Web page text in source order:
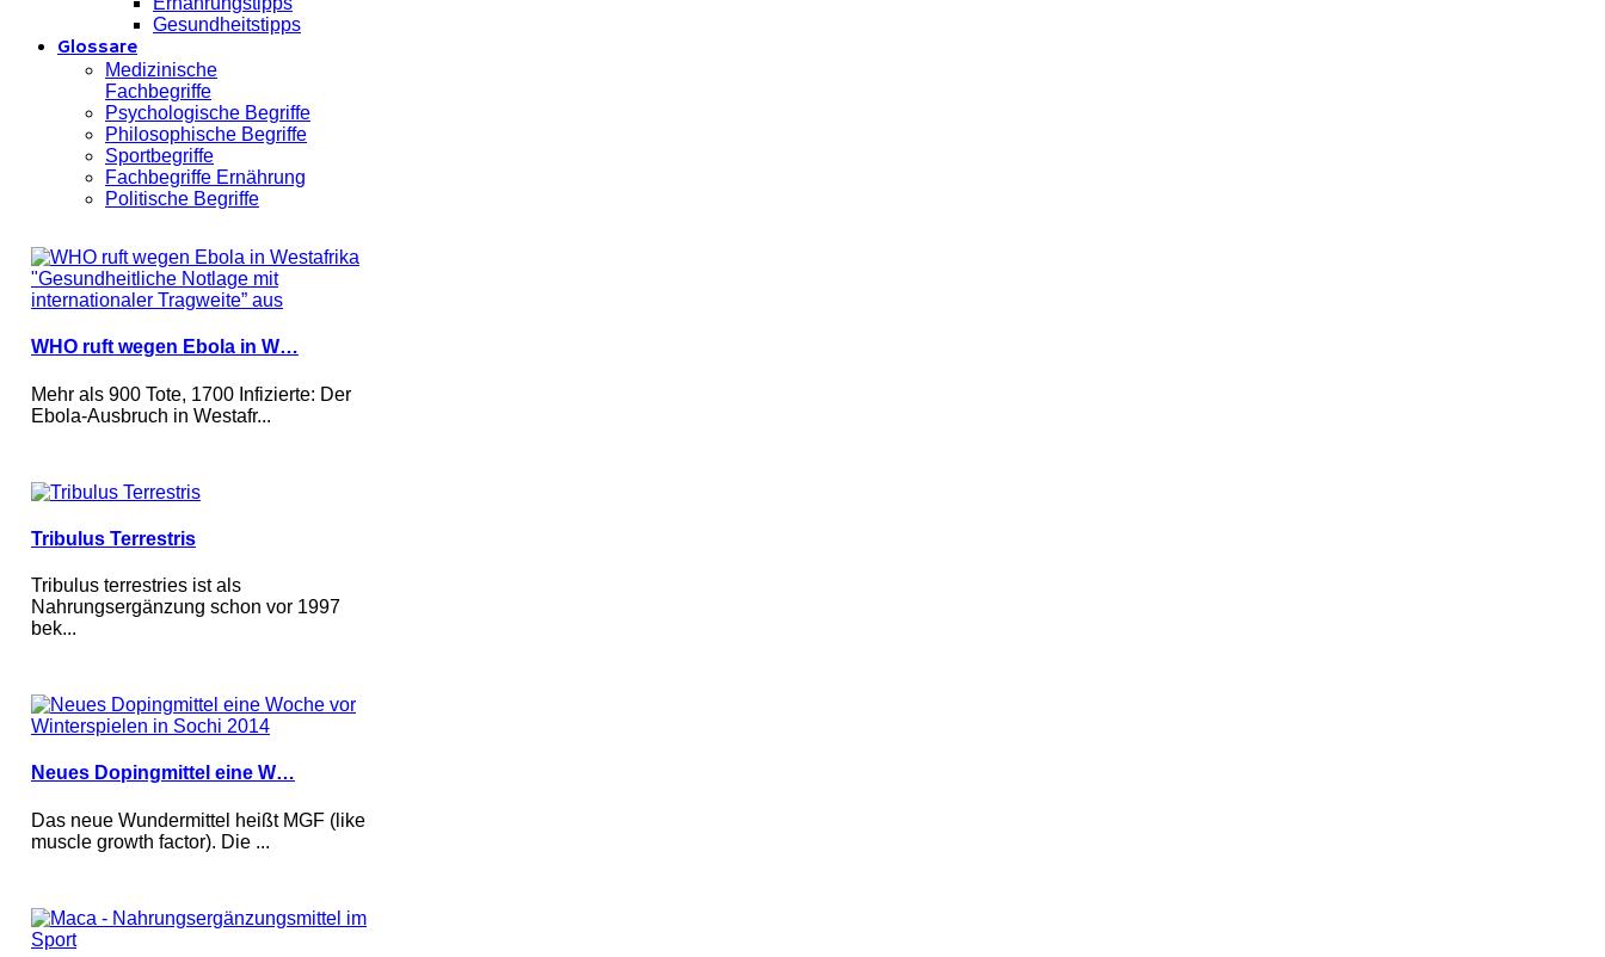
Gesundheitstipps
Glossare
Medizinische
Fachbegriffe
Psychologische Begriffe
Philosophische Begriffe
Sportbegriffe
Fachbegriffe Ernährung
Politische Begriffe
WHO ruft wegen Ebola in W…
Mehr als 900 Tote, 1700 Infizierte: Der
Ebola-Ausbruch in Westafr...
Tribulus Terrestris
Tribulus terrestries ist als
Nahrungsergänzung schon vor 1997
bek...
Neues Dopingmittel eine W…
Das neue Wundermittel heißt MGF (like
muscle growth factor). Die ...